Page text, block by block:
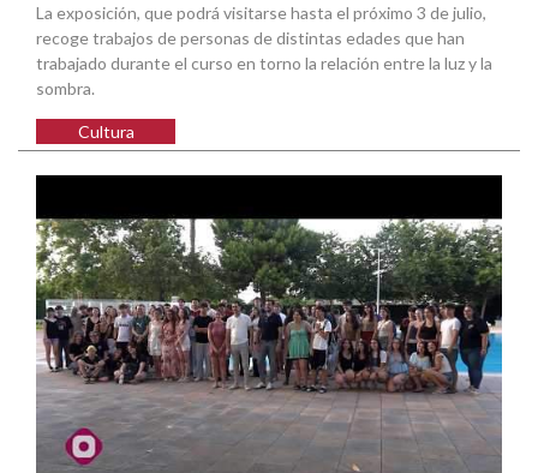
La exposición, que podrá visitarse hasta el próximo 3 de julio,
recoge trabajos de personas de distintas edades que han
trabajado durante el curso en torno la relación entre la luz y la
sombra.
Cultura